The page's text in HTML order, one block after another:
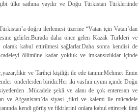
ülke sathına yayılır ve Doğu Türkistan Türkleriinde
doğru ilerlemesi üzerine “Vatan için Vatan’dan
gelirler.Burada daha önce gelen Kazak Türkleri ve
kabul ettirilmesi sağlarlar.Daha sonra kendisi de
ölümüne kadar yokluk ve imkansızlıklar içinde
ve Tarihçi kişiliği ile ede tanınır.Mehmet Emin
önderlerden biridir.Her iki vasfıni uyum içinde Doğu
.Mücadele şekli ve alanı de çok enteresan ve
ve Afganistan’da siyasi ,fikri ve kalemi ile mücadele
kendi görüş ve fikirlerini onlara kabul ettirerek ilmi